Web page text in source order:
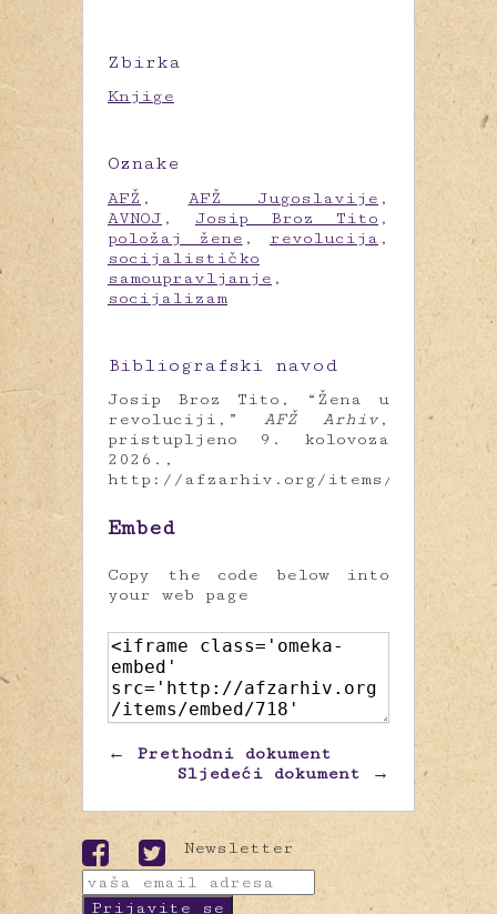
Zbirka
Knjige
Oznake
AFŽ , AFŽ Jugoslavije ,
AVNOJ , Josip Broz Tito ,
položaj žene , revolucija ,
socijalističko
samoupravljanje ,
socijalizam
Bibliografski navod
Josip Broz Tito, “Žena u
revoluciji,” AFŽ Arhiv ,
pristupljeno 9. kolovoza
2026.,
http://afzarhiv.org/items/show/718 .
Embed
Copy the code below into
your web page
← Prethodni dokument
Sljedeći dokument →
Newsletter